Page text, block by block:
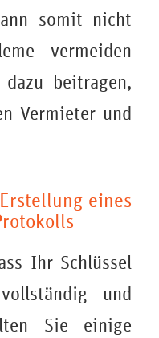
somit nicht
vermeiden
beitragen,
Vermieter und
eines
Ihr Schlüssel
und
Sie einige